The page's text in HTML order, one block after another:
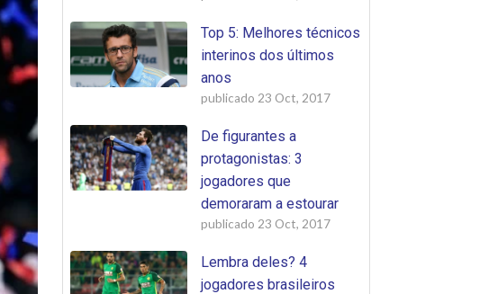
Top 5: Melhores técnicos
interinos dos últimos
anos
publicado 23 Oct, 2017
De figurantes a
protagonistas: 3
jogadores que
demoraram a estourar
publicado 23 Oct, 2017
Lembra deles? 4
jogadores brasileiros